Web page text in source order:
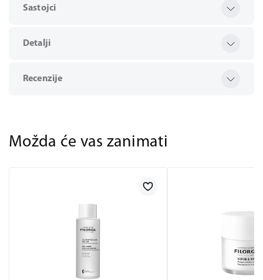
Sastojci
Detalji
Recenzije
Možda će vas zanimati